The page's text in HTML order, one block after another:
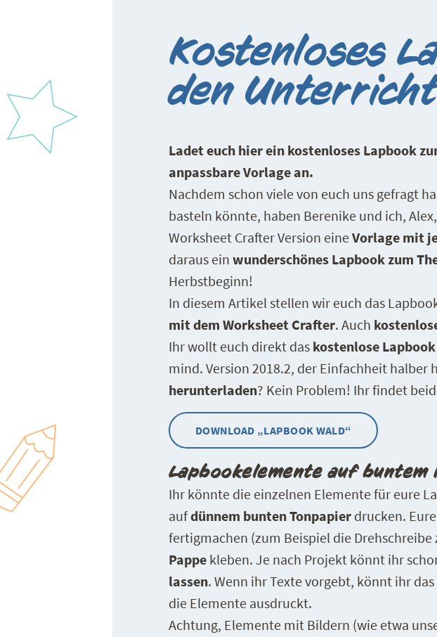
Kostenloses
den Unterricht
Ladet euch hier ein kostenloses Lapbook
anpassbare Vorlage an.
Nachdem schon viele von euch uns gefragt
basteln könnte, haben Berenike und ich,
Worksheet Crafter Version eineVorlage mit
daraus ein wunderschönes Lapbook zum
Herbstbeginn!
In diesem Artikel stellen wir euch das
mit dem Worksheet Crafter. Auch
Ihr wollt euch direkt das kostenlose
mind. Version 2018.2, der Einfachheit
herunterladen? Kein Problem! Ihr findet
DOWNLOAD „LAPBOOK WALD“
Lapbookelemente auf buntem
Ihr könnte die einzelnen Elemente für eure
aufdünnem bunten Tonpapier drucken.
fertigmachen (zum Beispiel die
Pappe kleben. Je nach Projekt könnt ihr
lassen. Wenn ihr Texte vorgebt, könnt ihr
die Elemente ausdruckt.
Achtung, Elemente mit Bildern (wie etwa